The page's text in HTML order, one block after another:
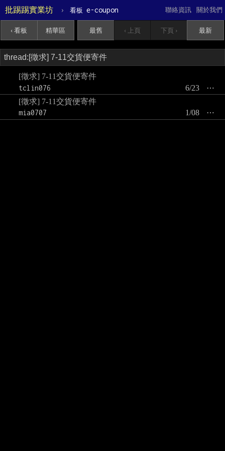
批踢踢實業坊 › 看板 e-coupon 關於我們
聯絡資訊
‹ 看板 精華區 最舊 ‹ 上頁 下頁 › 最新
[徵求] 7-11交貨便寄件
tclin076
⋯
6/23
[徵求] 7-11交貨便寄件
mia0707
⋯
1/08